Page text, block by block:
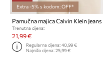
Extra -5% s kodom: OFF*
Pamučna majica Calvin Klein Jeans
Trenutna cijena:
21,99 €
Regularna cijena:40,99 €
Najniža cijena:25,99 €